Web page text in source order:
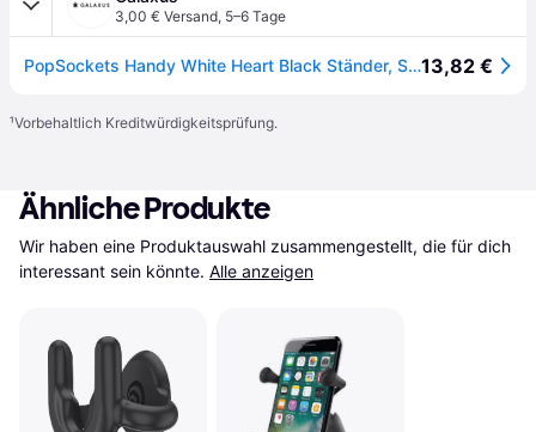
3,00 € Versand, 5–6 Tage
PopSockets Handy White Heart Black Ständer, Smartphone Halterung, Schwarz, Weiss13,82 €
¹Vorbehaltlich Kreditwürdigkeitsprüfung.
Ähnliche Produkte
Wir haben eine Produktauswahl zusammengestellt, die für dich
interessant sein könnte. Alle anzeigen